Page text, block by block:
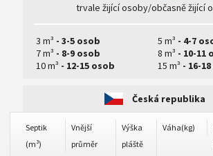
trvale žijící osoby/občasně žijící
3 m³ - 3-5 osob 5 m³ - 4-7
7 m³ - 8-9 osob 8 m³ - 10-11
10 m³ - 12-15 osob 15 m³ - 16-
Česká republika
Septik
(m³)
Vnější
průměr
Výška
pláště
Váha(kg)